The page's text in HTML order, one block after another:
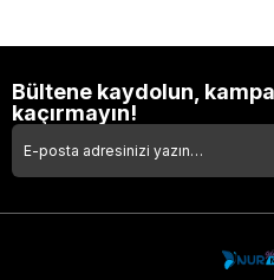
Bültene kaydolun,
kaçırmayın!